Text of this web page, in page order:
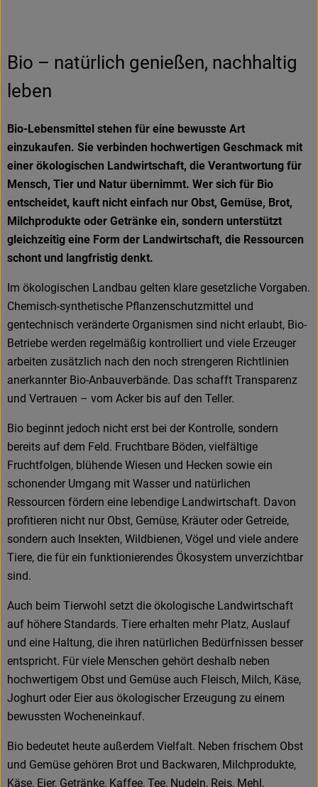
Bio – natürlich genießen, nachhaltig
leben
Bio-Lebensmittel stehen für eine bewusste Art
einzukaufen. Sie verbinden hochwertigen Geschmack mit
einer ökologischen Landwirtschaft, die Verantwortung für
Mensch, Tier und Natur übernimmt. Wer sich für Bio
entscheidet, kauft nicht einfach nur Obst, Gemüse, Brot,
Milchprodukte oder Getränke ein, sondern unterstützt
gleichzeitig eine Form der Landwirtschaft, die Ressourcen
schont und langfristig denkt.
Im ökologischen Landbau gelten klare gesetzliche Vorgaben.
Chemisch-synthetische Pflanzenschutzmittel und
gentechnisch veränderte Organismen sind nicht erlaubt, Bio-
Betriebe werden regelmäßig kontrolliert und viele Erzeuger
arbeiten zusätzlich nach den noch strengeren Richtlinien
anerkannter Bio-Anbauverbände. Das schafft Transparenz
und Vertrauen – vom Acker bis auf den Teller.
Bio beginnt jedoch nicht erst bei der Kontrolle, sondern
bereits auf dem Feld. Fruchtbare Böden, vielfältige
Fruchtfolgen, blühende Wiesen und Hecken sowie ein
schonender Umgang mit Wasser und natürlichen
Ressourcen fördern eine lebendige Landwirtschaft. Davon
profitieren nicht nur Obst, Gemüse, Kräuter oder Getreide,
sondern auch Insekten, Wildbienen, Vögel und viele andere
Tiere, die für ein funktionierendes Ökosystem unverzichtbar
sind.
Auch beim Tierwohl setzt die ökologische Landwirtschaft
auf höhere Standards. Tiere erhalten mehr Platz, Auslauf
und eine Haltung, die ihren natürlichen Bedürfnissen besser
entspricht. Für viele Menschen gehört deshalb neben
hochwertigem Obst und Gemüse auch Fleisch, Milch, Käse,
Joghurt oder Eier aus ökologischer Erzeugung zu einem
bewussten Wocheneinkauf.
Bio bedeutet heute außerdem Vielfalt. Neben frischem Obst
und Gemüse gehören Brot und Backwaren, Milchprodukte,
Käse, Eier, Getränke, Kaffee, Tee, Nudeln, Reis, Mehl,